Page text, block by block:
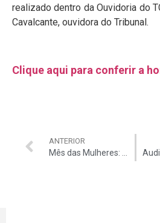
realizado dentro da Ouvidoria do
Cavalcante, ouvidora do Tribunal.
Clique aqui para conferir a
ANTERIOR